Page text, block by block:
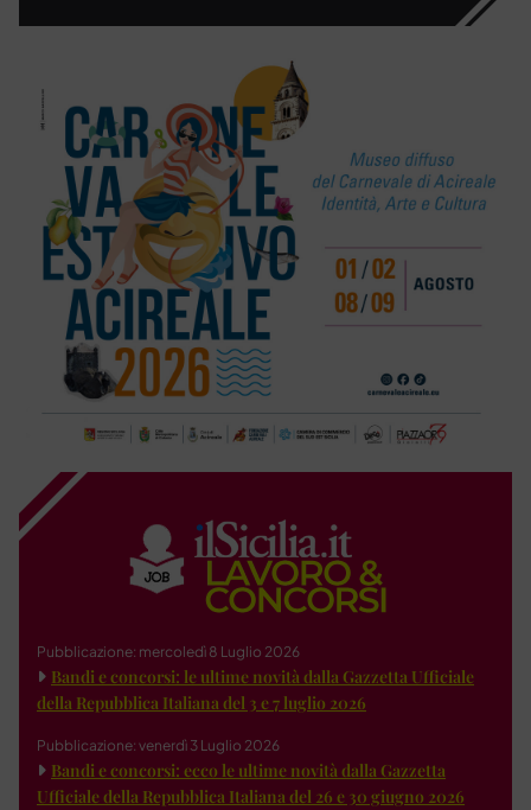
Pubblicazione: mercoledì 8 Luglio 2026
Bandi e concorsi: le ultime novità dalla Gazzetta Ufficiale
della Repubblica Italiana del 3 e 7 luglio 2026
Pubblicazione: venerdì 3 Luglio 2026
Bandi e concorsi: ecco le ultime novità dalla Gazzetta
Ufficiale della Repubblica Italiana del 26 e 30 giugno 2026